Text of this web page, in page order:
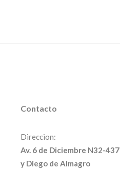
Contacto
Direccion:
Av. 6 de Diciembre N32-437
y Diego de Almagro